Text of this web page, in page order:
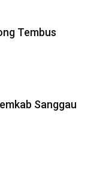
Tembus
Sanggau